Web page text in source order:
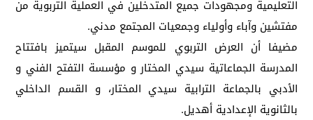
التعليمية ومجهودات جميع المتدخلين في العملية التربوية من
مفتشين وآباء وأولياء وجمعيات المجتمع مدني.
مضيفا أن العرض التربوي للموسم المقبل سيتميز بافتتاح
المدرسة الجماعاتية سيدي المختار و مؤسسة التفتح الفني و
الأدبي بالجماعة الترابية سيدي المختار، و القسم الداخلي
بالثانوية الإعدادية أهديل.